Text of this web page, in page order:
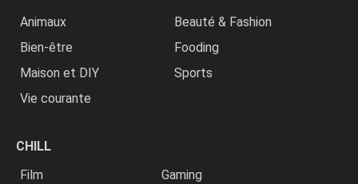
Animaux
Beauté & Fashion
Bien-être
Fooding
Maison et DIY
Sports
Vie courante
CHILL
Film
Gaming